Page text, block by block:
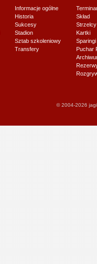
Informacje ogólne
Historia
Sukcesy
Stadion
Sztab szkoleniowy
Transfery
Skład
Strzelcy
Kartki
Sparingi
Puchar
© 2004-2026